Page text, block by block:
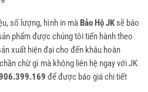
số lượng, hình in mà Bảo Hộ JK sẽ báo
phẩm được chúng tôi tiến hành theo
xuất hiện đại cho đến khâu hoàn
chừ gì mà không liên hệ ngay với JK
để được báo giá chi tiết